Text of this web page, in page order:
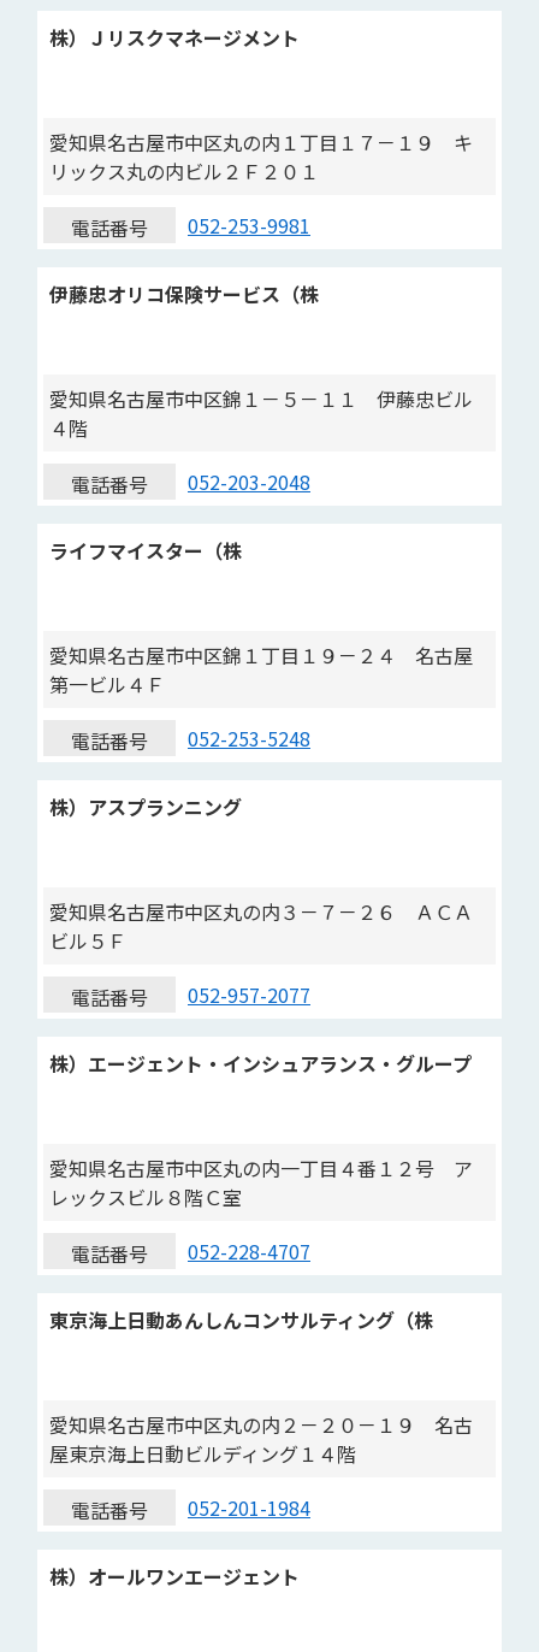
株）Ｊリスクマネージメント
愛知県名古屋市中区丸の内１丁目１７－１９ キ
リックス丸の内ビル２Ｆ２０１
電話番号
052-253-9981
伊藤忠オリコ保険サービス（株
愛知県名古屋市中区錦１－５－１１ 伊藤忠ビル
４階
電話番号
052-203-2048
ライフマイスター（株
愛知県名古屋市中区錦１丁目１９－２４ 名古屋
第一ビル４Ｆ
電話番号
052-253-5248
株）アスプランニング
愛知県名古屋市中区丸の内３－７－２６ ＡＣＡ
ビル５Ｆ
電話番号
052-957-2077
株）エージェント・インシュアランス・グループ
愛知県名古屋市中区丸の内一丁目４番１２号 ア
レックスビル８階Ｃ室
電話番号
052-228-4707
東京海上日動あんしんコンサルティング（株
愛知県名古屋市中区丸の内２－２０－１９ 名古
屋東京海上日動ビルディング１４階
電話番号
052-201-1984
株）オールワンエージェント